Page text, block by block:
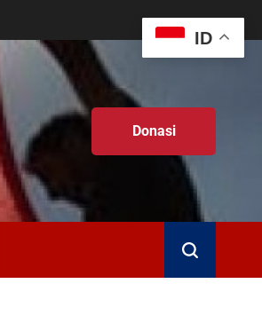
Donasi
Search
ID